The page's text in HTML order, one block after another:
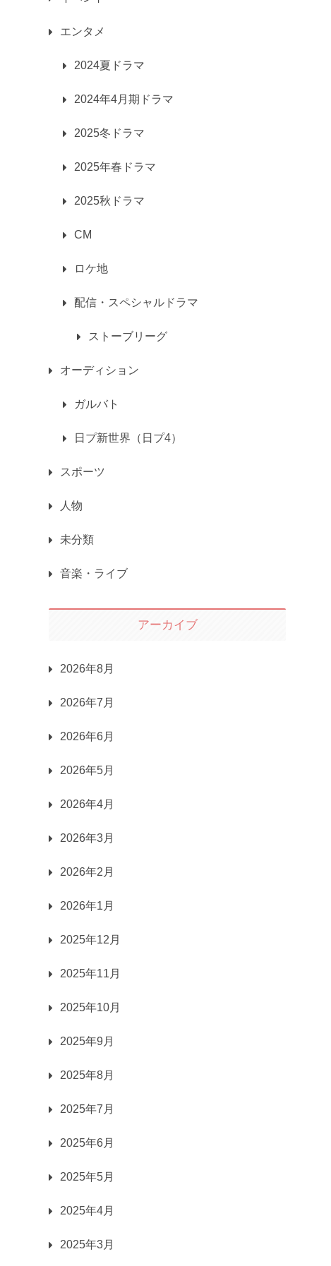
エンタメ
2024夏ドラマ
2024年4月期ドラマ
2025冬ドラマ
2025年春ドラマ
2025秋ドラマ
CM
ロケ地
配信・スペシャルドラマ
ストーブリーグ
オーディション
ガルバト
日プ新世界（日プ4）
スポーツ
人物
未分類
音楽・ライブ
アーカイブ
2026年8月
2026年7月
2026年6月
2026年5月
2026年4月
2026年3月
2026年2月
2026年1月
2025年12月
2025年11月
2025年10月
2025年9月
2025年8月
2025年7月
2025年6月
2025年5月
2025年4月
2025年3月